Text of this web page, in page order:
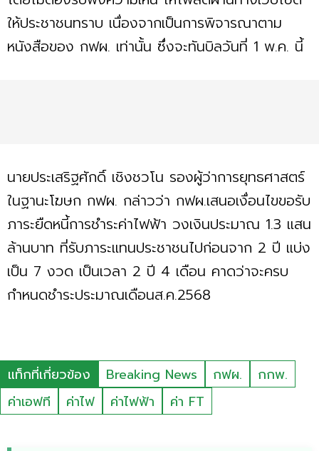
ให้ประชาชนทราบ เนื่องจากเป็นการพิจารณาตาม
หนังสือของ กฟผ. เท่านั้น ซึ่งจะทันบิลวันที่ 1 พ.ค. นี้
นายประเสริฐศักดิ์ เชิงชวโน รองผู้ว่าการยุทธศาสตร์
ในฐานะโฆษก กฟผ. กล่าวว่า กฟผ.เสนอเงื่อนไขขอรับ
ภาระยืดหนี้การชำระค่าไฟฟ้า วงเงินประมาณ 1.3 แสน
ล้านบาท ที่รับภาระแทนประชาชนไปก่อนจาก 2 ปี แบ่ง
เป็น 7 งวด เป็นเวลา 2 ปี 4 เดือน คาดว่าจะครบ
กำหนดชำระประมาณเดือนส.ค.2568
แท็กที่เกี่ยวข้อง Breaking News กฟผ.
กกพ.
ค่าเอฟที
ค่าไฟ ค่าไฟฟ้า ค่า FT